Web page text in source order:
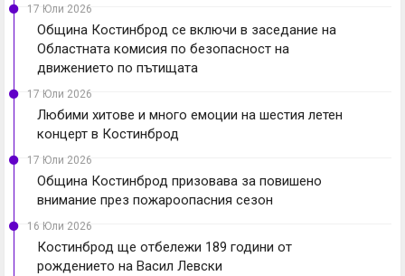
17 Юли 2026
Община Костинброд се включи в заседание на
Областната комисия по безопасност на
движението по пътищата
17 Юли 2026
Любими хитове и много емоции на шестия летен
концерт в Костинброд
17 Юли 2026
Община Костинброд призовава за повишено
внимание през пожароопасния сезон
16 Юли 2026
Костинброд ще отбележи 189 години от
рождението на Васил Левски